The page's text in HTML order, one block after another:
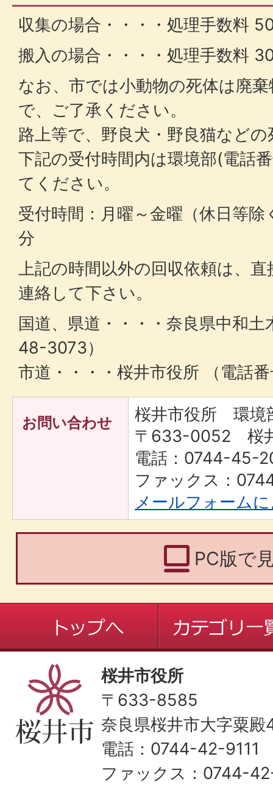
収集の場合・・・・処理手数料
搬入の場合・・・・処理手数料
なお、市では小動物の死体は廃
で、ご了承ください。
路上等で、野良犬・野良猫など
下記の受付時間内は環境部(電話
てください。
受付時間：月曜～金曜（休日等
分
上記の時間以外の回収依頼は、
連絡して下さい。
国道、県道・・・・奈良県中和土
48-3073）
市道・・・・桜井市役所 （電話
お問い合わせ
桜井市役所 環
〒633-0052 桜
電話：0744-45-
ファックス：
メールフォーム
PC版で
桜井市役所
〒633-8585
奈良県桜井市大字粟
電話：0744-42-9111
ファックス：0744-